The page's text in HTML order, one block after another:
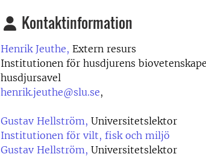
Kontaktinformation
Henrik Jeuthe, Extern resurs
Institutionen för husdjurens
husdjursavel
henrik.jeuthe@slu.se,
Gustav Hellström, Universitetslektor
Institutionen för vilt, fisk och miljö
Gustav Hellström, Universitetslektor